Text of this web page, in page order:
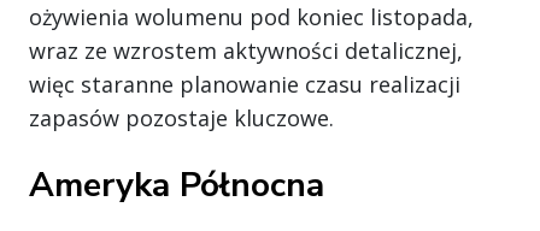
ożywienia wolumenu pod koniec listopada,
wraz ze wzrostem aktywności detalicznej,
więc staranne planowanie czasu realizacji
zapasów pozostaje kluczowe.
Ameryka Północna